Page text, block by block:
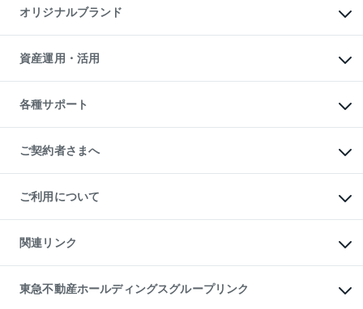
アパート経営
収益物件
ビル購入（ビル一棟）
投資用不動産の売却査定
事業用不動産の売却査定
マンションライブラリー
人気マンションランキング
暮らしに役立つ不動産メディア
不動産相場・不動産価格情報
不動産コラム・ニュース
不動産用語集
不動産なんでもネット相談室
住まいの税金
オリジナルブランド
一棟リノベーションマンション
L`GENTE（ルジェンテ）
区分リノベーションマンション
投資用一棟レジデンスWELL
不動産小口投資
LEGACIA（レガシア）
資産運用・活用
不動産M&A
アセットマネジメント・出資
各種サポート
相続サポート
リフォームサポート
ご契約者さまへ
ご紹介・再契約特典
入居者様専用-各種ご案内（賃貸）
東急こすもす会「こすもすWeb」
ご利用について
金融商品取引について
東急リバブル ソーシャルメディアポリシー
ご意見・お問い合わせ（金融商品取引専用の相談・お問い合わせ窓口）
ダイレクトメール（郵送物）・Eメールなどの送付停止について
関連リンク
これからご結婚される方に東急百貨店のブライダルクラブ
人材サービスのご用命は 東急リバブルスタッフ株式会社まで
東急不動産ホールディングスグループリンク